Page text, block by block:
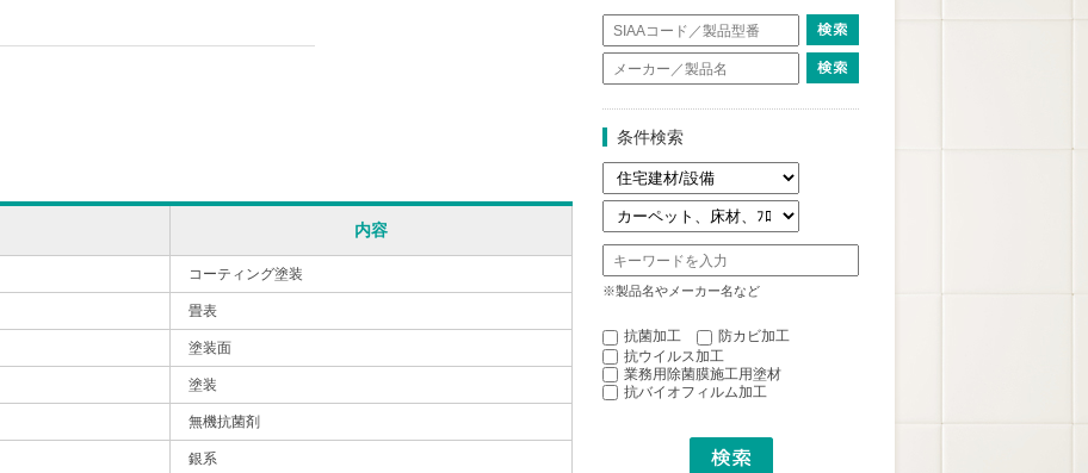
内容
コーティング塗装
畳表
塗装面
塗装
無機抗菌剤
銀系
条件検索
※製品名やメーカー名など
抗菌加工
防カビ加工
抗ウイルス加工
業務用除菌膜施工用塗材
抗バイオフィルム加工